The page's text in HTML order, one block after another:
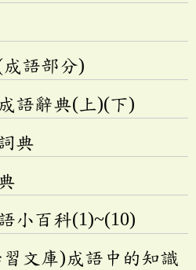
語部分)
語辭典(上)(下)
典
小百科(1)~(10)
文庫)成語中的知識